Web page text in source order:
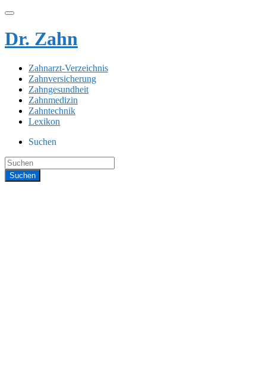
Dr. Zahn
Zahnarzt-Verzeichnis
Zahnversicherung
Zahngesundheit
Zahnmedizin
Zahntechnik
Lexikon
Suchen